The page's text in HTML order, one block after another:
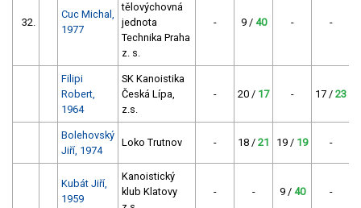
32.
Cuc Michal,
1977
tělovýchovná
jednota
Technika Praha
z. s.
- 9 / 40 - -
Filipi
Robert,
1964
SK Kanoistika
Česká Lípa,
z.s.
- 20 / 17 - 17 / 23
Bolehovský
Jiří, 1974
Loko Trutnov - 18 / 21 19 / 19 -
Kubát Jiří,
1959
Kanoistický
klub Klatovy
- - 9 / 40 -